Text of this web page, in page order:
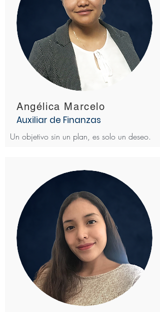
Angélica Marcelo
Auxiliar de Finanzas
Un objetivo sin un plan, es solo un deseo.